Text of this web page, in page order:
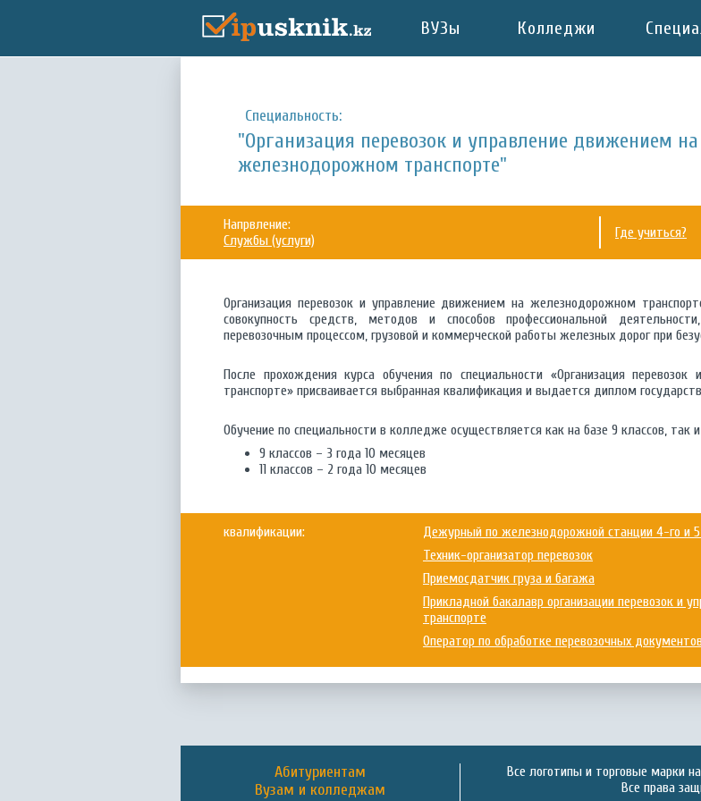
ВУЗы Колледжи
Специальность:
"Организация перевозок и управление движением на
железнодорожном транспорте"
Напрвление:
Службы (услуги)
Где учиться?
Организация перевозок и управление движением на железнодорожном
совокупность средств, методов и способов профессиональной
перевозочным процессом, грузовой и коммерческой работы железных дорог при
После прохождения курса обучения по специальности «Организация
транспорте» присваивается выбранная квалификация и выдается диплом
Обучение по специальности в колледже осуществляется как на базе 9 классов, так и
9 классов – 3 года 10 месяцев
11 классов – 2 года 10 месяцев
квалификации:
Дежурный по железнодорожной станции 4-го и
Техник-организатор перевозок
Приемосдатчик груза и багажа
Прикладной бакалавр организации перевозок
транспорте
Оператор по обработке перевозочных документов
Абитуриентам
Вузам и колледжам
Все логотипы и торговые марки
Все права